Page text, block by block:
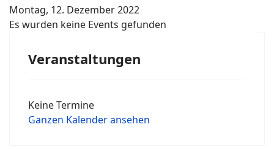
Montag, 12. Dezember 2022
Es wurden keine Events gefunden
Veranstaltungen
Keine Termine
Ganzen Kalender ansehen